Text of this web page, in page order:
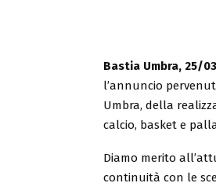
Bastia Umbra, 25/
l’annuncio
Umbra, della
calcio, basket e
Diamo merito
continuità con le